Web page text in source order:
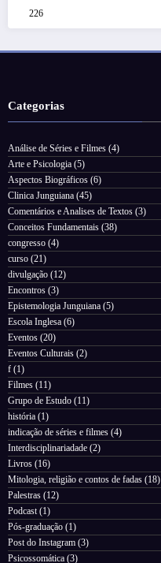
226
Categorias
Análise de Séries e Filmes (4)
Arte e Psicologia (5)
Aspectos Biográficos (6)
Clinica Junguiana (45)
Comentários e Analises de Textos (3)
Conceitos Fundamentais (38)
congresso (4)
curso (21)
divulgação (12)
Encontros (3)
Epistemologia Junguiana (5)
Escola Inglesa (6)
Eventos (20)
Eventos Culturais (2)
f (1)
Filmes (11)
Grupo de Estudo (11)
história (1)
indicação de séries e filmes (4)
Interdisciplinariadade (2)
Livros (16)
Mitologia, religião e contos de fadas (18)
Palestras (12)
Podcast (1)
Pós-graduação (1)
Post do Instagram (3)
Psicossomática (3)